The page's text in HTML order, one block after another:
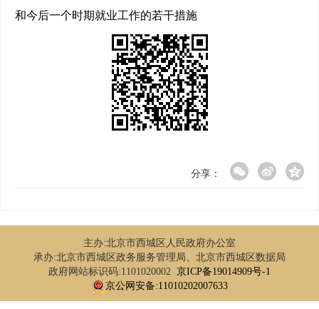
和今后一个时期就业工作的若干措施
分享：
主办:北京市西城区人民政府办公室
承办:北京市西城区政务服务管理局、北京市西城区数据局
政府网站标识码:1101020002 京ICP备19014909号-1
京公网安备:11010202007633